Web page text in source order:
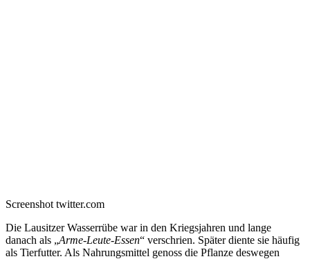
Screenshot twitter.com
Die Lausitzer Wasserrübe war in den Kriegsjahren und lange
danach als „Arme-Leute-Essen“ verschrien. Später diente sie häufig
als Tierfutter. Als Nahrungsmittel genoss die Pflanze deswegen